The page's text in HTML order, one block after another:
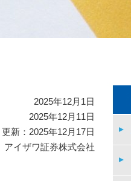
2025年12月1日
2025年12月11日
更新：2025年12月17日
アイザワ証券株式会社